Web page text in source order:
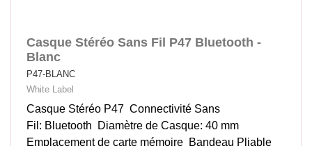
Casque Stéréo Sans Fil P47 Bluetooth -
Blanc
P47-BLANC
White Label
Casque Stéréo P47 Connectivité Sans
Fil: Bluetooth Diamètre de Casque: 40 mm
Emplacement de carte mémoire Bandeau Pliable